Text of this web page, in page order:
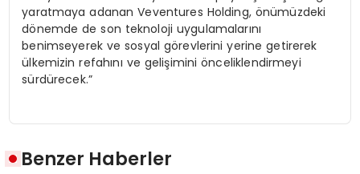
yaratmaya adanan Veventures Holding, önümüzdeki
dönemde de son teknoloji uygulamalarını
benimseyerek ve sosyal görevlerini yerine getirerek
ülkemizin refahını ve gelişimini önceliklendirmeyi
sürdürecek.”
Benzer Haberler